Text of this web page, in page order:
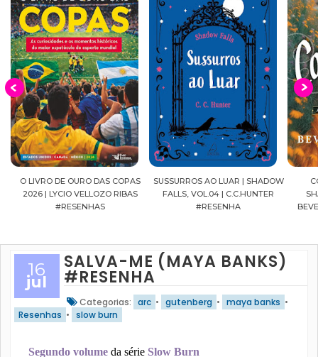
O LIVRO DE OURO DAS COPAS
2026 | LYCIO VELLOZO RIBAS
#RESENHAS
SUSSURROS AO LUAR | SHADOW
FALLS, VOL.04 | C.C.HUNTER
#RESENHA
16
jul
SALVA-ME (MAYA BANKS)
#RESENHA
Categorias: arc • gutenberg • maya banks •
Resenhas • slow burn
Segundo volumeda série Slow Burn